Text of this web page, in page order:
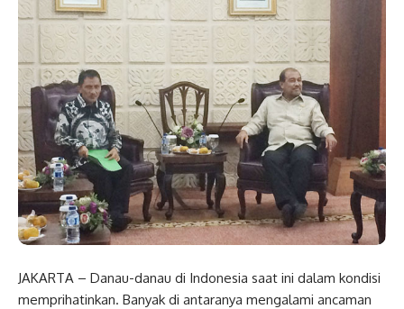
JAKARTA – Danau-danau di Indonesia saat ini dalam kondisi
memprihatinkan. Banyak di antaranya mengalami ancaman